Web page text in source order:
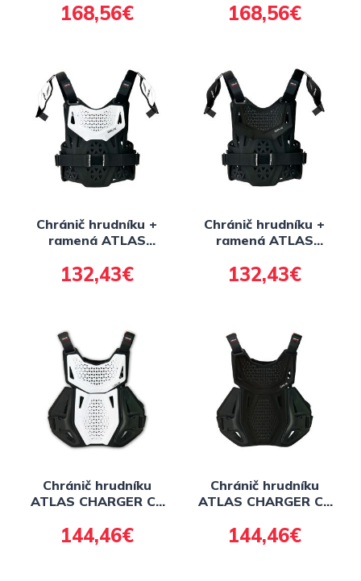
detský (biela) FIM
168,56€
detský (čierna) FIM
168,56€
Chránič hrudníku +
ramená ATLAS
CE L1, Předškolák
(biela) FIM
132,43€
Chránič hrudníku +
ramená ATLAS
CE L1, Předškolák
(čierna) FIM
132,43€
Chránič hrudníku
ATLAS CHARGER CE
144,46€
Chránič hrudníku
ATLAS CHARGER CE
FIM
144,46€